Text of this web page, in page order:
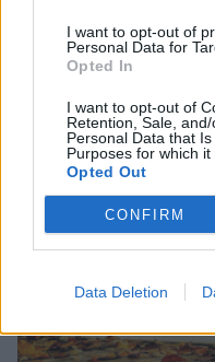
I want to opt-out of
Personal Data for
Opted In
I want to opt-out of
Retention, Sale,
Personal Data that
Purposes for which it
Opted Out
CONFIRM
Data Deletion
Leskeneläke
Kela
ikärajasta
2